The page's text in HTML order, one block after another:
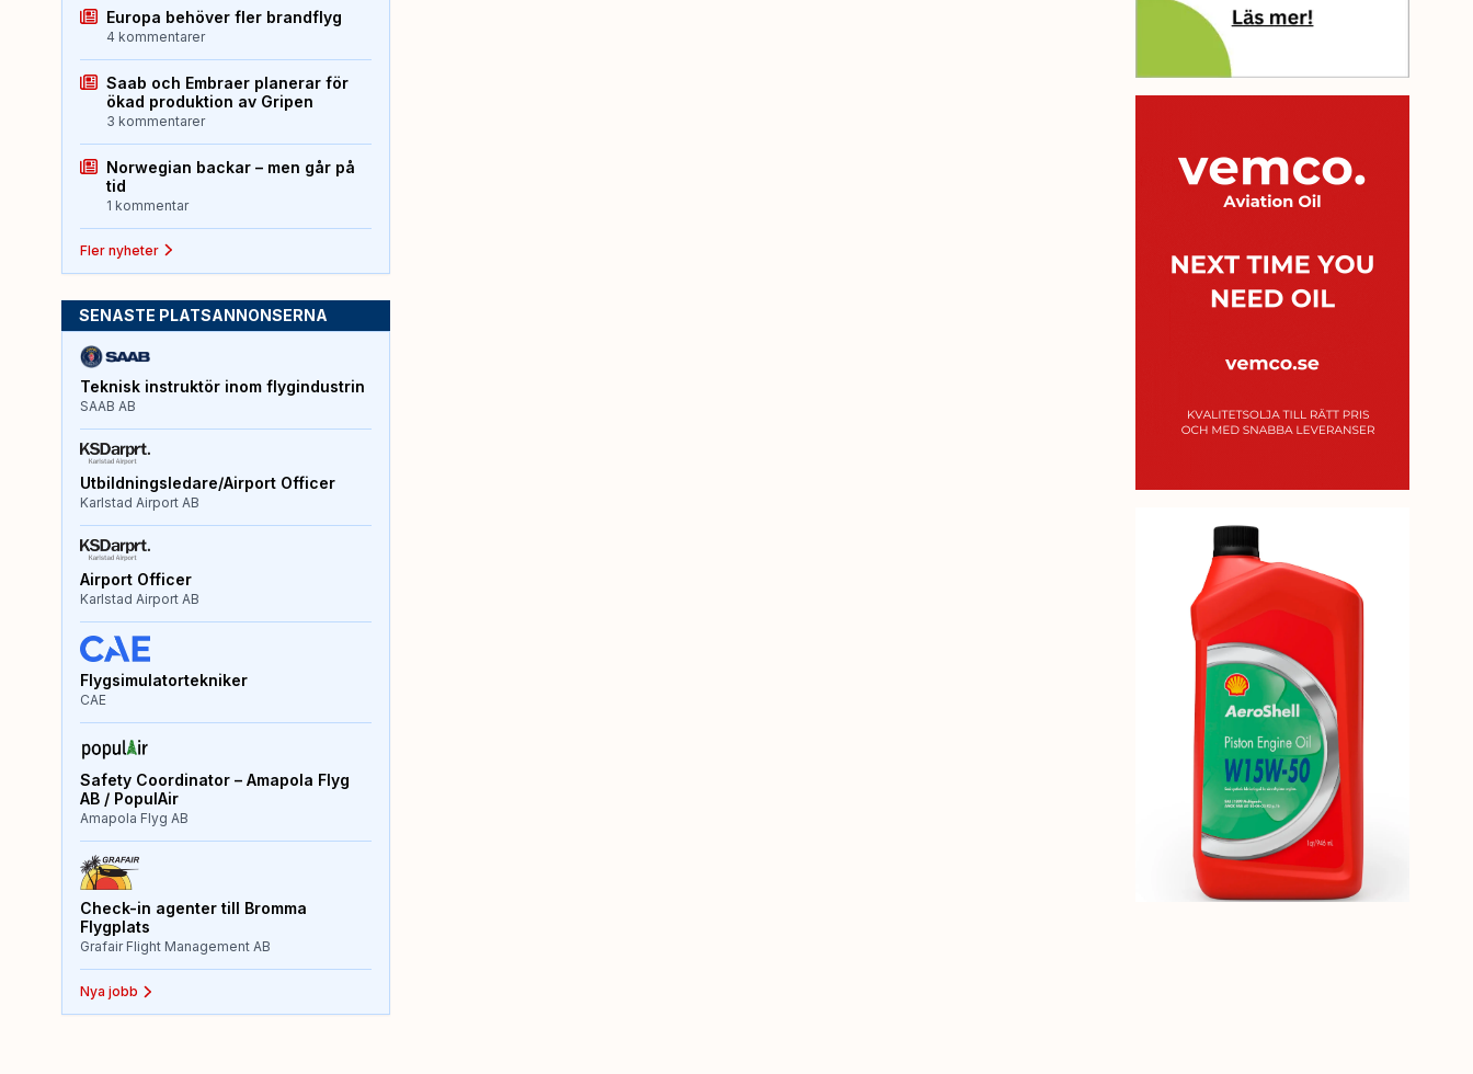
Europa behöver fler brandflyg
4 kommentarer
Saab och Embraer planerar för
ökad produktion av Gripen
3 kommentarer
Norwegian backar – men går på
tid
1 kommentar
Fler nyheter
SENASTE PLATSANNONSERNA
Teknisk instruktör inom flygindustrin
SAAB AB
Utbildningsledare/Airport Officer
Karlstad Airport AB
Airport Officer
Karlstad Airport AB
Flygsimulatortekniker
CAE
Safety Coordinator – Amapola Flyg
AB / PopulAir
Amapola Flyg AB
Check-in agenter till Bromma
Flygplats
Grafair Flight Management AB
Nya jobb